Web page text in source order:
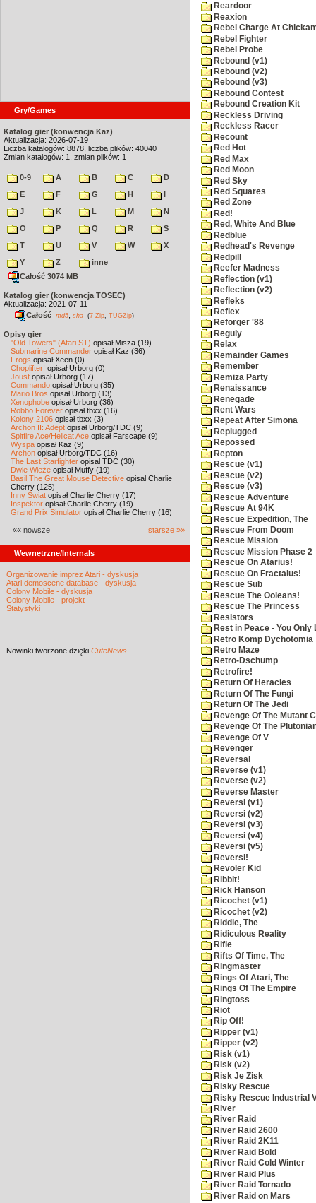
Gry/Games
Katalog gier (konwencja Kaz)
Aktualizacja: 2026-07-19
Liczba katalogów: 8878, liczba plików: 40040
Zmian katalogów: 1, zmian plików: 1
0-9 A B C
D
E
F G H
I
J
K L M
N
O
P Q R
S
T
U V W
X
Y
Z
inne
Całość 3074 MB
Katalog gier (konwencja TOSEC)
Aktualizacja: 2021-07-11
Całość md5 sha (7-Zip TUGZip)
Opisy gier
"Old Towers" (Atari ST) opisał Misza (19)
Submarine Commander opisał Kaz (36)
Frogs opisał Xeen (0)
Choplifter! opisał Urborg (0)
Joust opisał Urborg (17)
Commando opisał Urborg (35)
Mario Bros opisał Urborg (13)
Xenophobe opisał Urborg (36)
Robbo Forever opisał tbxx (16)
Kolony 2106 opisał tbxx (3)
Archon II: Adept opisał Urborg/TDC (9)
Spitfire Ace/Hellcat Ace opisał Farscape (9)
Wyspa opisał Kaz (9)
Archon opisał Urborg/TDC (16)
The Last Starfighter opisał TDC (30)
Dwie Wieże opisał Muffy (19)
Basil The Great Mouse Detective opisał Charlie
Cherry (125)
Inny Świat opisał Charlie Cherry (17)
Inspektor opisał Charlie Cherry (19)
Grand Prix Simulator opisał Charlie Cherry (16)
«« nowsze starsze »»
Wewnętrzne/Internals
Organizowanie imprez Atari - dyskusja
Atari demoscene database - dyskusja
Colony Mobile - dyskusja
Colony Mobile - projekt
Statystyki
Nowinki tworzone dzięki CuteNews
Reardoor
Reaxion
Rebel Charge At
Rebel Fighter
Rebel Probe
Rebound (v1)
Rebound (v2)
Rebound (v3)
Rebound Contest
Rebound Creation Kit
Reckless Driving
Reckless Racer
Recount
Red Hot
Red Max
Red Moon
Red Sky
Red Squares
Red Zone
Red!
Red, White And Blue
Redblue
Redhead's Revenge
Redpill
Reefer Madness
Reflection (v1)
Reflection (v2)
Refleks
Reflex
Reforger '88
Reguly
Relax
Remainder Games
Remember
Remiza Party
Renaissance
Renegade
Rent Wars
Repeat After Simona
Replugged
Repossed
Repton
Rescue (v1)
Rescue (v2)
Rescue (v3)
Rescue Adventure
Rescue At 94K
Rescue Expedition, The
Rescue From Doom
Rescue Mission
Rescue Mission Phase 2
Rescue On Atarius!
Rescue On Fractalus!
Rescue Sub
Rescue The Ooleans!
Rescue The Princess
Resistors
Rest in Peace - You Only
Retro Komp Dychotomia
Retro Maze
Retro-Dschump
Retrofire!
Return Of Heracles
Return Of The Fungi
Return Of The Jedi
Revenge Of The Mutant
Revenge Of The
Revenge Of V
Revenger
Reversal
Reverse (v1)
Reverse (v2)
Reverse Master
Reversi (v1)
Reversi (v2)
Reversi (v3)
Reversi (v4)
Reversi (v5)
Reversi!
Revoler Kid
Ribbit!
Rick Hanson
Ricochet (v1)
Ricochet (v2)
Riddle, The
Ridiculous Reality
Rifle
Rifts Of Time, The
Ringmaster
Rings Of Atari, The
Rings Of The Empire
Ringtoss
Riot
Rip Off!
Ripper (v1)
Ripper (v2)
Risk (v1)
Risk (v2)
Risk Je Zisk
Risky Rescue
Risky Rescue Industrial
River
River Raid
River Raid 2600
River Raid 2K11
River Raid Bold
River Raid Cold Winter
River Raid Plus
River Raid Tornado
River Raid on Mars